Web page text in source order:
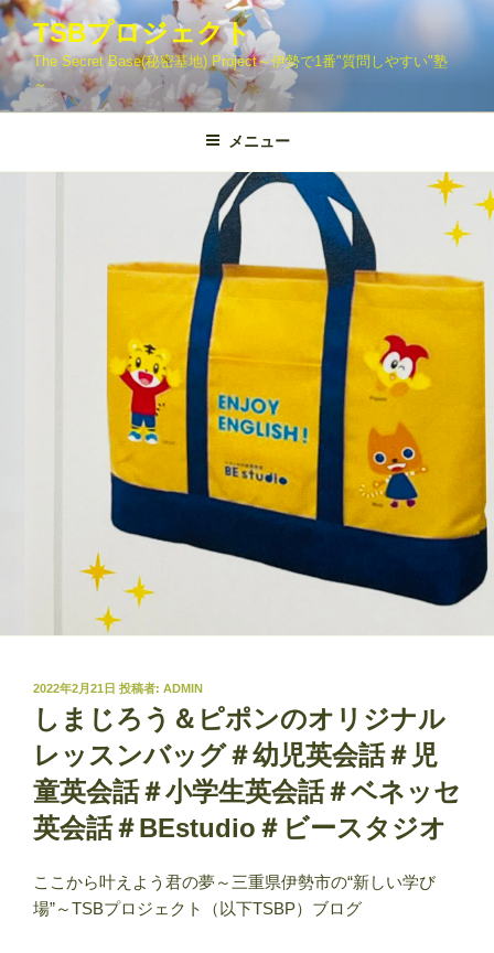
コ
ン
テ
ン
ツ
ス
TSBプロジェクト
The Secret Base(秘密基地) Project～伊勢で1番"質問しやすい"塾
～
メニュー
投
稿
日:
2022年2月21日 投稿者: ADMIN
しまじろう＆ピポンのオリジナル
レッスンバッグ＃幼児英会話＃児
童英会話＃小学生英会話＃ベネッセ
英会話＃BEstudio＃ビースタジオ
ここから叶えよう君の夢～三重県伊勢市の“新しい学び
場”～TSBプロジェクト（以下TSBP）ブログ